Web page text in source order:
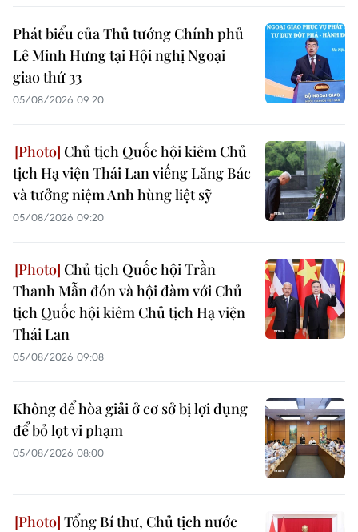
Phát biểu của Thủ tướng Chính phủ
Lê Minh Hưng tại Hội nghị Ngoại
giao thứ 33
05/08/2026 09:20
Chủ tịch Quốc hội kiêm Chủ
tịch Hạ viện Thái Lan viếng Lăng Bác
và tưởng niệm Anh hùng liệt sỹ
05/08/2026 09:20
Chủ tịch Quốc hội Trần
Thanh Mẫn đón và hội đàm với Chủ
tịch Quốc hội kiêm Chủ tịch Hạ viện
Thái Lan
05/08/2026 09:08
Không để hòa giải ở cơ sở bị lợi dụng
để bỏ lọt vi phạm
05/08/2026 08:00
Tổng Bí thư, Chủ tịch nước